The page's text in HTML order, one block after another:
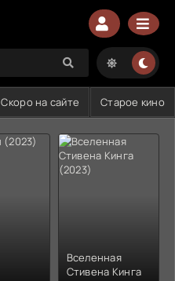
Скоро на сайте Старое кино
Вселенная
Стивена Кинга